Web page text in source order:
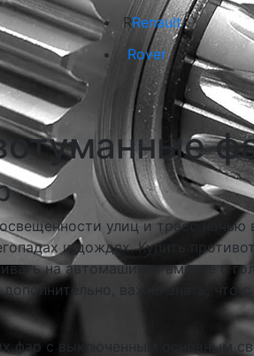
RRenault
Rover
улиц и трасс
и дождях. Купить
на автомашинах вместе с
важно знать, что
фар с выключенным основным